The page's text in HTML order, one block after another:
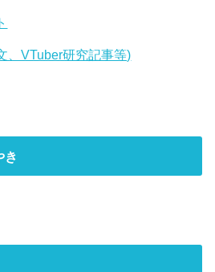
、VTuber研究記事等)
き